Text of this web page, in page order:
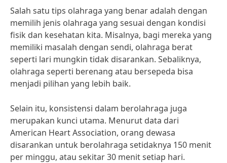
Salah satu tips olahraga yang benar adalah dengan
memilih jenis olahraga yang sesuai dengan kondisi
fisik dan kesehatan kita. Misalnya, bagi mereka yang
memiliki masalah dengan sendi, olahraga berat
seperti lari mungkin tidak disarankan. Sebaliknya,
olahraga seperti berenang atau bersepeda bisa
menjadi pilihan yang lebih baik.
Selain itu, konsistensi dalam berolahraga juga
merupakan kunci utama. Menurut data dari
American Heart Association, orang dewasa
disarankan untuk berolahraga setidaknya 150 menit
per minggu, atau sekitar 30 menit setiap hari.